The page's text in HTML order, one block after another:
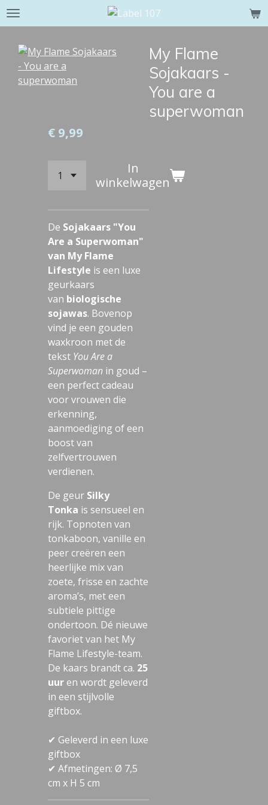
Ga
direct
hoofdinhoud
My Flame
Sojakaars -
You are a
superwoman
€ 9,99
In
winkelwagen
De Sojakaars "You
Are a Superwoman"
van My Flame
Lifestyle is een luxe
geurkaars
van biologische
sojawas. Bovenop
vind je een gouden
waxkroon met de
tekst You Are a
Superwoman in goud –
een perfect cadeau
voor vrouwen die
erkenning,
aanmoediging of een
boost van
zelfvertrouwen
verdienen.
De geur Silky
Tonka is sensueel en
rijk. Topnoten van
tonkaboon, vanille en
peer creëren een
heerlijke mix van
zoete, frisse en zachte
aroma’s, met een
subtiele pittige
ondertoon. Dé nieuwe
favoriet van het My
Flame Lifestyle-team.
De kaars brandt ca. 25
uur en wordt geleverd
in een stijlvolle
giftbox.
✔ Geleverd in een luxe
giftbox
✔ Afmetingen: Ø 7,5
cm x H 5 cm